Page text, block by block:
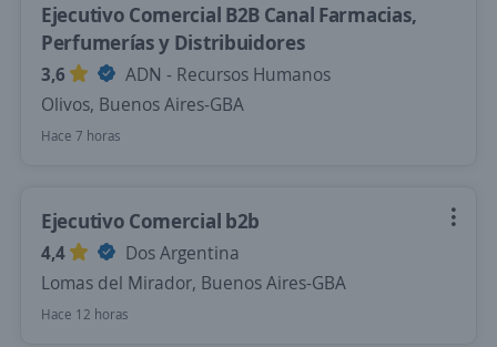
Ejecutivo Comercial B2B Canal Farmacias,
Perfumerías y Distribuidores
3,6
ADN - Recursos Humanos
Olivos, Buenos Aires-GBA
Hace 7 horas
Ejecutivo Comercial b2b
4,4
Dos Argentina
Lomas del Mirador, Buenos Aires-GBA
Hace 12 horas